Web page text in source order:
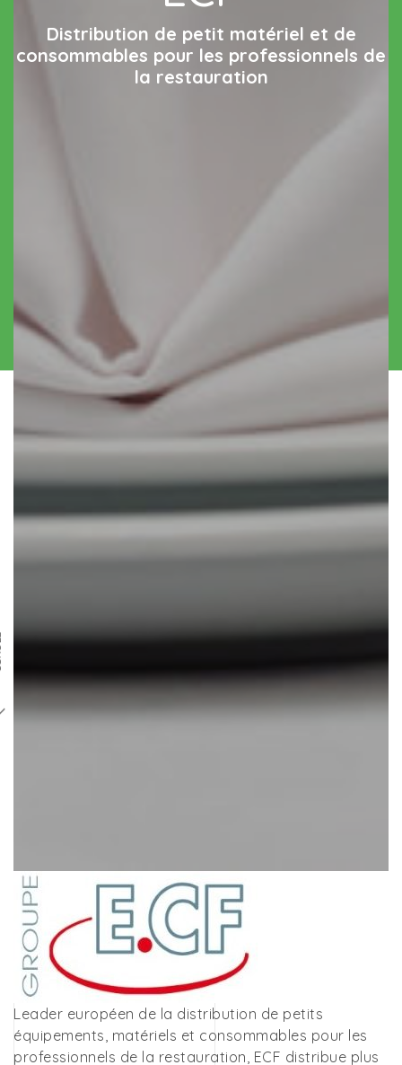
Distribution de petit matériel et de
consommables pour les professionnels de
la restauration
Leader européen de la distribution de petits
équipements, matériels et consommables pour les
professionnels de la restauration, ECF distribue plus